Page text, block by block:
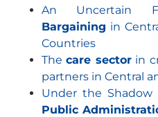
An Uncertain
Bargaining in
Countries
Thecare sectorin
partners in Central
Under the Shadow
Public